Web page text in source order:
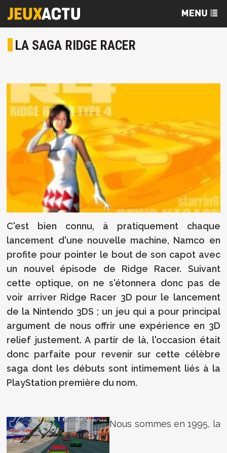
LA SAGA RIDGE RACER
C'est bien connu, à pratiquement chaque
lancement d'une nouvelle machine, Namco en
profite pour pointer le bout de son capot avec
un nouvel épisode de Ridge Racer. Suivant
cette optique, on ne s'étonnera donc pas de
voir arriver Ridge Racer 3D pour le lancement
de la Nintendo 3DS ; un jeu qui a pour principal
argument de nous offrir une expérience en 3D
relief justement. A partir de là, l'occasion était
donc parfaite pour revenir sur cette célèbre
saga dont les débuts sont intimement liés à la
PlayStation première du nom.
Nous sommes en 1995, la